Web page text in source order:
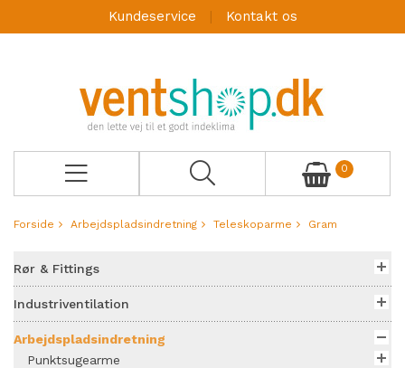
Kundeservice Kontakt os
0
Forside Arbejdspladsindretning Teleskoparme Gram
Rør & Fittings
Industriventilation
Arbejdspladsindretning
Punktsugearme